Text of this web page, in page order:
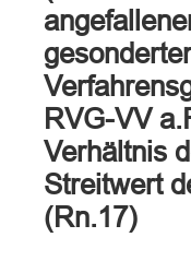
RVG-VV
Verhältnis
Streitwert
(Rn.17)